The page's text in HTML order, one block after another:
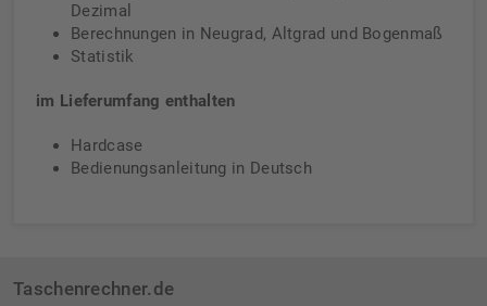
Dezimal
Berechnungen in Neugrad, Altgrad und Bogenmaß
Statistik
im Lieferumfang enthalten
Hardcase
Bedienungsanleitung in Deutsch
Taschenrechner.de